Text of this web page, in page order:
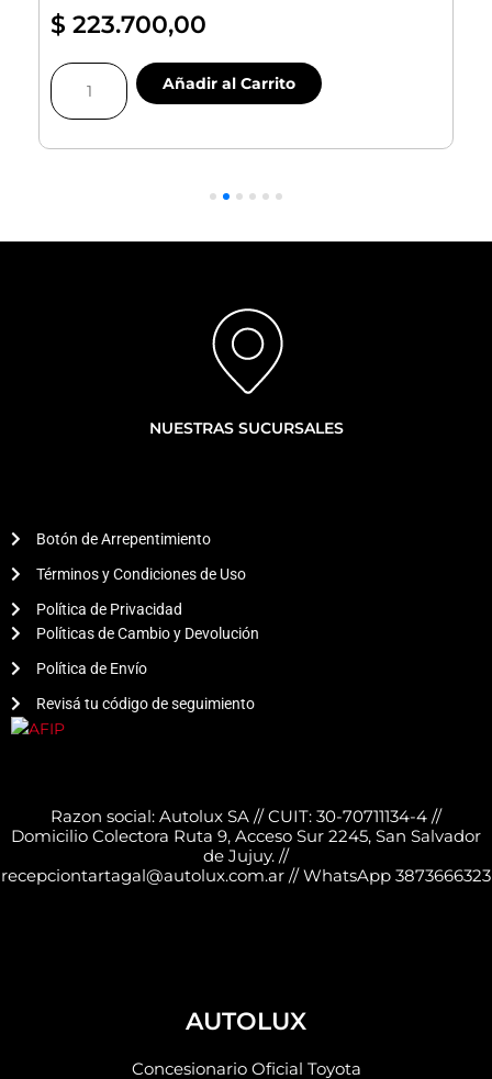
$ 223.700,00
Pastillas
Freno
Añadir al Carrito
NUESTRAS SUCURSALES
Botón de Arrepentimiento
Términos y Condiciones de Uso
Política de Privacidad
Políticas de Cambio y Devolución
Política de Envío
Revisá tu código de seguimiento
Razon social: Autolux SA // CUIT: 30-70711134-4 //
Domicilio Colectora Ruta 9, Acceso Sur 2245, San Salvador
de Jujuy. //
recepciontartagal@autolux.com.ar // WhatsApp 3873666323
AUTOLUX
Concesionario Oficial Toyota